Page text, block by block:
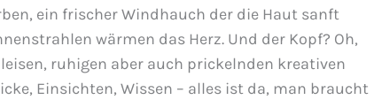
ein frischer Windhauch der die Haut sanft
wärmen das Herz. Und der Kopf? Oh,
ruhigen aber auch prickelnden kreativen
Einsichten, Wissen – alles ist da, man braucht